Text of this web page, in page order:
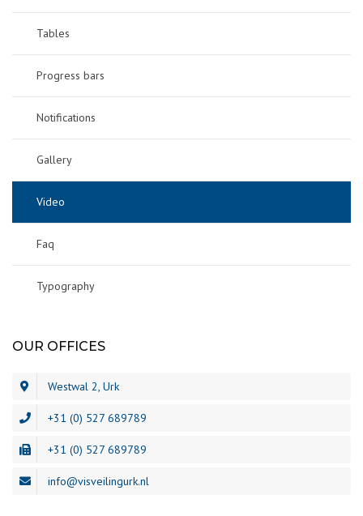
Tables
Progress bars
Notifications
Gallery
Video
Faq
Typography
OUR OFFICES
Westwal 2, Urk
+31 (0) 527 689789
+31 (0) 527 689789
info@visveilingurk.nl